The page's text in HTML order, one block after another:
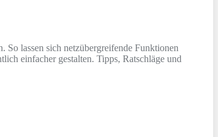
So lassen sich netzübergreifende Funktionen
einfacher gestalten. Tipps, Ratschläge und